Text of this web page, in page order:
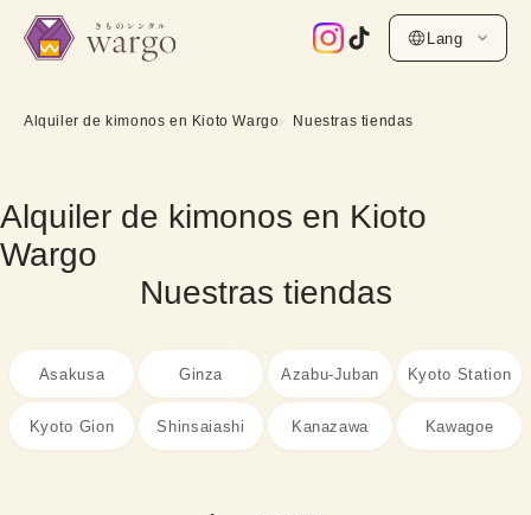
Lang
Alquiler de kimonos en Kioto Wargo Nuestras tiendas
Alquiler de kimonos en Kioto
Wargo
Nuestras tiendas
Asakusa Ginza Azabu-Juban Kyoto Station
Kyoto Gion Shinsaiashi Kanazawa Kawagoe